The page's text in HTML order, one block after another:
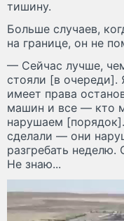
тишину.
Больше случаев,
на границе, он не
— Сейчас лучше,
стояли [в очереди].
имеет права
машин и все — кто
нарушаем
сделали — они
разгребать
Не знаю...